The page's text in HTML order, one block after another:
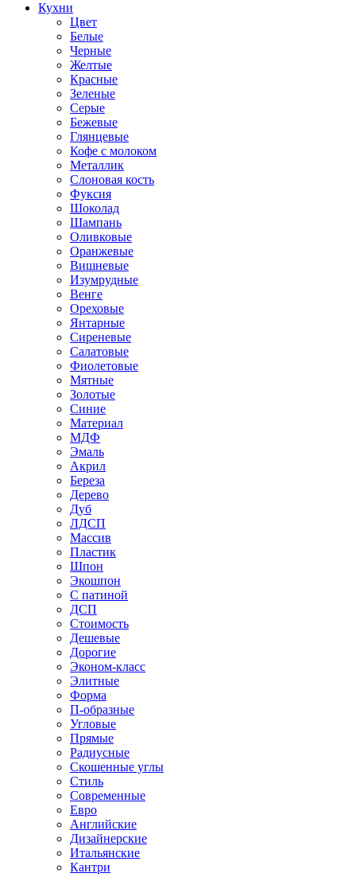
Кухни
Цвет
Белые
Черные
Желтые
Красные
Зеленые
Серые
Бежевые
Глянцевые
Кофе с молоком
Металлик
Слоновая кость
Фуксия
Шоколад
Шампань
Оливковые
Оранжевые
Вишневые
Изумрудные
Венге
Ореховые
Янтарные
Сиреневые
Салатовые
Фиолетовые
Мятные
Золотые
Синие
Материал
МДФ
Эмаль
Акрил
Береза
Дерево
Дуб
ЛДСП
Массив
Пластик
Шпон
Экошпон
С патиной
ДСП
Стоимость
Дешевые
Дорогие
Эконом-класс
Элитные
Форма
П-образные
Угловые
Прямые
Радиусные
Скошенные углы
Стиль
Современные
Евро
Английские
Дизайнерские
Итальянские
Кантри